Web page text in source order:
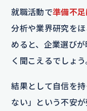
就職活動で準備不
分析や業界研究を
めると、企業選び
く聞こえるでしょう
結果として自信を
ない」という不安